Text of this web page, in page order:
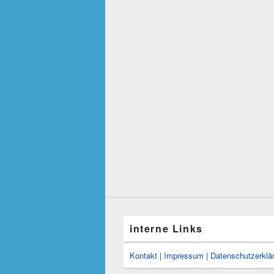
interne Links
Kontakt | Impressum |